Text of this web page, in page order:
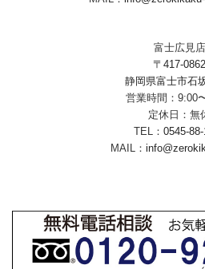
富士広見店
〒417-0862
静岡県富士市石
営業時間：9:00
定休日：無
TEL： 0545-
MAIL：